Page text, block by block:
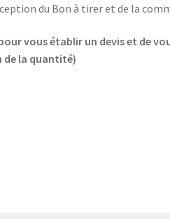
du Bon à tirer et de la
vous établir un devis et de
la quantité)